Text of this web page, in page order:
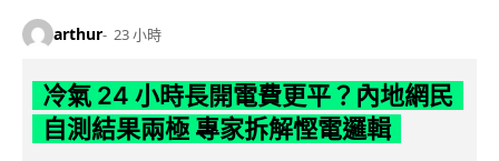
arthur 23 小時
冷氣 24 小時長開電費更平？內地網民
自測結果兩極 專家拆解慳電邏輯